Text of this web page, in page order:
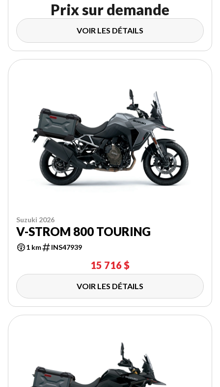
Prix sur demande
VOIR LES DÉTAILS
Suzuki 2026
V-STROM 800 TOURING
1 km INS47939
15 716 $
VOIR LES DÉTAILS